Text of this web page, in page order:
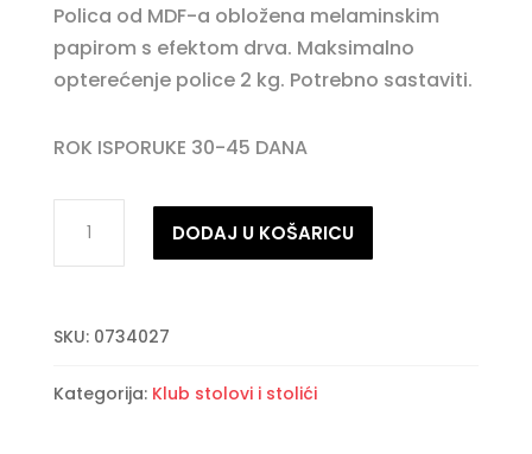
Polica od MDF-a obložena melaminskim
papirom s efektom drva. Maksimalno
opterećenje police 2 kg. Potrebno sastaviti.
ROK ISPORUKE 30-45 DANA
WOOD
stolić
količina
DODAJ U KOŠARICU
SKU: 0734027
Kategorija: Klub stolovi i stolići